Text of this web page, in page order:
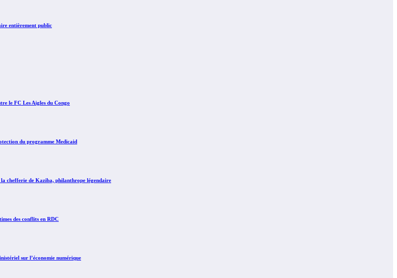
entièrement public
le FC Les Aigles du Congo
du programme Medicaid
chefferie de Kaziba, philanthrope légendaire
des conflits en RDC
sur l’économie numérique